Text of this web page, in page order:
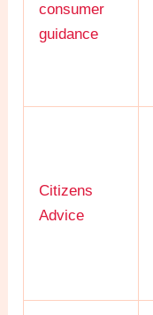
consumer
guidance
Citizens
Advice